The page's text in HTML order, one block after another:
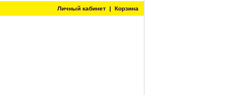
Личный кабинет | Корзина